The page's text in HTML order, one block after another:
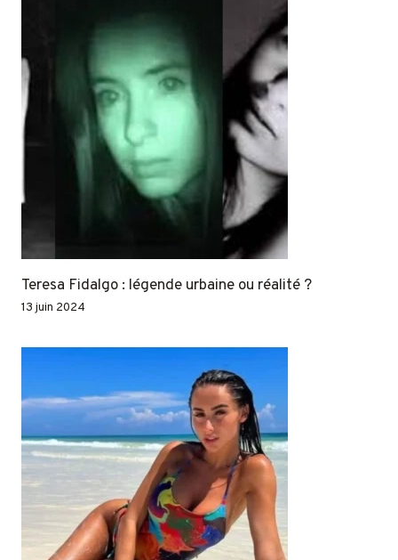
Teresa Fidalgo : légende urbaine ou réalité ?
13 juin 2024